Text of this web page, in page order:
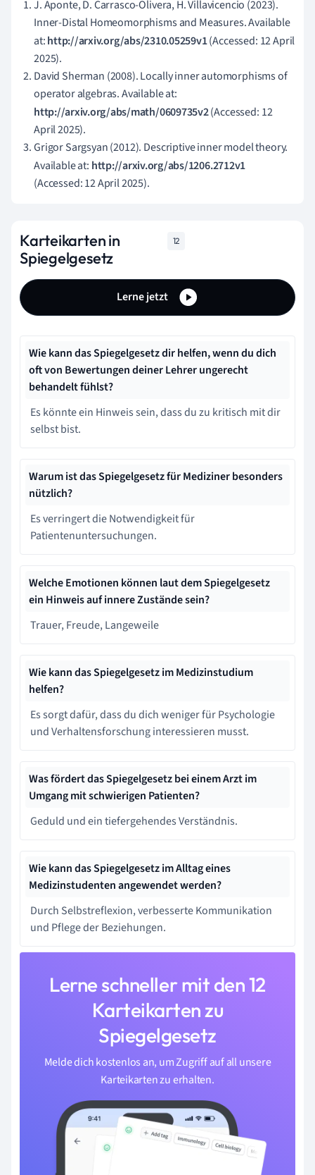
J. Aponte, D. Carrasco-Olivera, H. Villavicencio (2023).
Inner-Distal Homeomorphisms and Measures. Available
at:http://arxiv.org/abs/2310.05259v1(Accessed: 12 April
2025).
David Sherman (2008). Locally inner automorphisms of
operator algebras. Available at:
http://arxiv.org/abs/math/0609735v2(Accessed: 12
April 2025).
Grigor Sargsyan (2012). Descriptive inner model theory.
Available at: http://arxiv.org/abs/1206.2712v1
(Accessed: 12 April 2025).
Karteikarten in
Spiegelgesetz
12
Lerne jetzt
Wie kann das Spiegelgesetz dir helfen, wenn du dich
oft von Bewertungen deiner Lehrer ungerecht
behandelt fühlst?
Es könnte ein Hinweis sein, dass du zu kritisch mit dir
selbst bist.
Warum ist das Spiegelgesetz für Mediziner besonders
nützlich?
Es verringert die Notwendigkeit für
Patientenuntersuchungen.
Welche Emotionen können laut dem Spiegelgesetz
ein Hinweis auf innere Zustände sein?
Trauer, Freude, Langeweile
Wie kann das Spiegelgesetz im Medizinstudium
helfen?
Es sorgt dafür, dass du dich weniger für Psychologie
und Verhaltensforschung interessieren musst.
Was fördert das Spiegelgesetz bei einem Arzt im
Umgang mit schwierigen Patienten?
Geduld und ein tiefergehendes Verständnis.
Wie kann das Spiegelgesetz im Alltag eines
Medizinstudenten angewendet werden?
Durch Selbstreflexion, verbesserte Kommunikation
und Pflege der Beziehungen.
Lerne schneller mit den 12
Karteikarten zu
Spiegelgesetz
Melde dich kostenlos an, um Zugriff auf all unsere
Karteikarten zu erhalten.